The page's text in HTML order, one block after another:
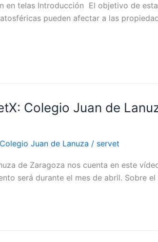
en telas Introducción El objetivo de
pueden afectar a las
Colegio Juan de
Colegio Juan de Lanuza / servet
de Zaragoza nos cuenta en este
será durante el mes de abril. Sobre el